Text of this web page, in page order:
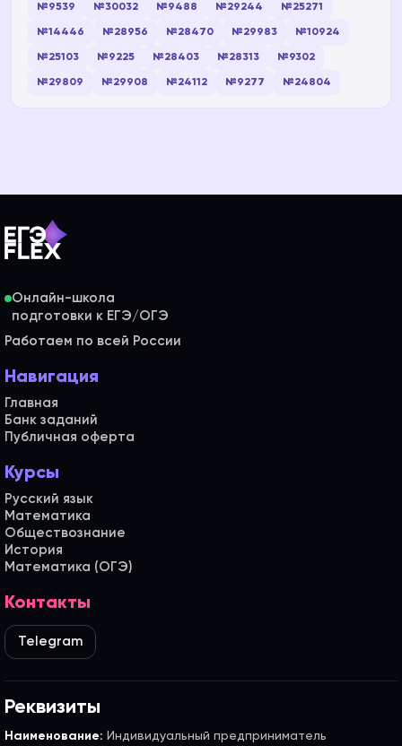
№9539 №30032 №9488 №29244 №25271
№14446 №28956 №28470 №29983 №10924
№25103 №9225 №28403 №28313 №9302
№29809 №29908 №24112 №9277 №24804
Онлайн-школа
Работаем по всей России
Навигация
Главная
Банк заданий
Публичная оферта
Курсы
Русский язык
Математика
Обществознание
История
Математика (ОГЭ)
Контакты
Telegram
Реквизиты
Наименование: Индивидуальный предприниматель